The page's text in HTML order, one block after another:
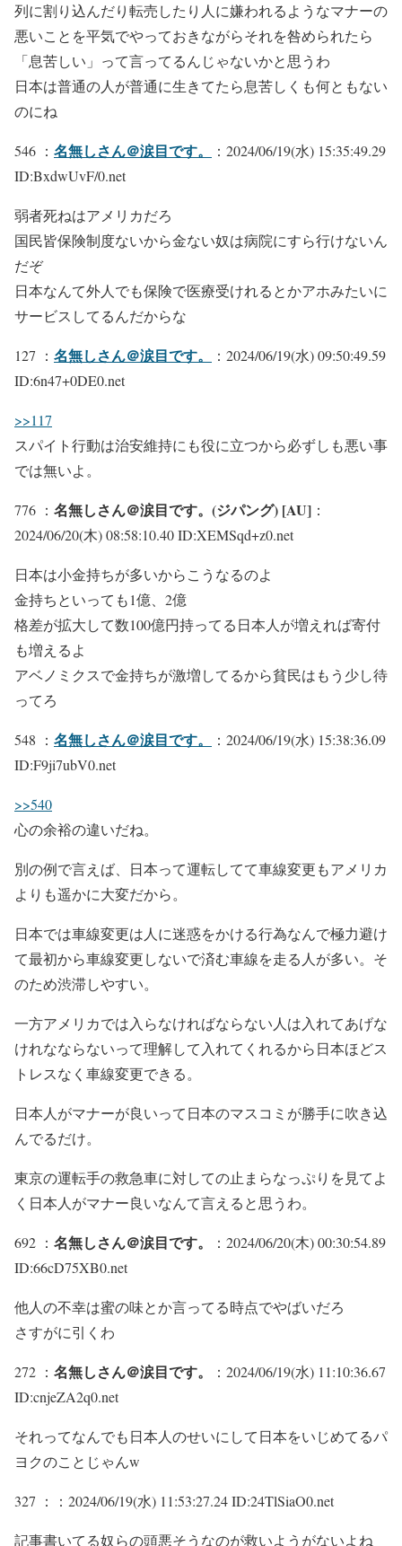
列に割り込んだり転売したり人に嫌われるようなマナーの
悪いことを平気でやっておきながらそれを咎められたら
「息苦しい」って言ってるんじゃないかと思うわ
日本は普通の人が普通に生きてたら息苦しくも何ともない
のにね
546 ： 名無しさん＠涙目です。
：2024/06/19(水) 15:35:49.29
ID:BxdwUvF/0.net
弱者死ねはアメリカだろ
国民皆保険制度ないから金ない奴は病院にすら行けないん
だぞ
日本なんて外人でも保険で医療受けれるとかアホみたいに
サービスしてるんだからな
127 ： 名無しさん＠涙目です。
：2024/06/19(水) 09:50:49.59
ID:6n47+0DE0.net
>>117
スパイト行動は治安維持にも役に立つから必ずしも悪い事
では無いよ。
776 ： 名無しさん＠涙目です。(ジパング) [AU] ：
2024/06/20(木) 08:58:10.40 ID:XEMSqd+z0.net
日本は小金持ちが多いからこうなるのよ
金持ちといっても1億、2億
格差が拡大して数100億円持ってる日本人が増えれば寄付
も増えるよ
アベノミクスで金持ちが激増してるから貧民はもう少し待
ってろ
548 ： 名無しさん＠涙目です。
：2024/06/19(水) 15:38:36.09
ID:F9ji7ubV0.net
>>540
心の余裕の違いだね。
別の例で言えば、日本って運転してて車線変更もアメリカ
よりも遥かに大変だから。
日本では車線変更は人に迷惑をかける行為なんで極力避け
て最初から車線変更しないで済む車線を走る人が多い。そ
のため渋滞しやすい。
一方アメリカでは入らなければならない人は入れてあげな
けれなならないって理解して入れてくれるから日本ほどス
トレスなく車線変更できる。
日本人がマナーが良いって日本のマスコミが勝手に吹き込
んでるだけ。
東京の運転手の救急車に対しての止まらなっぷりを見てよ
く日本人がマナー良いなんて言えると思うわ。
692 ： 名無しさん＠涙目です。
：2024/06/20(木) 00:30:54.89
ID:66cD75XB0.net
他人の不幸は蜜の味とか言ってる時点でやばいだろ
さすがに引くわ
272 ： 名無しさん＠涙目です。
：2024/06/19(水) 11:10:36.67
ID:cnjeZA2q0.net
それってなんでも日本人のせいにして日本をいじめてるパ
ヨクのことじゃんw
327 ： ：2024/06/19(水) 11:53:27.24 ID:24TlSiaO0.net
記事書いてる奴らの頭悪そうなのが救いようがないよね